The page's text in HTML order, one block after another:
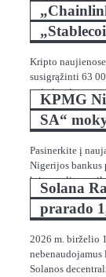
Kripto
susigrąžinti 63
artimiausiu
KPMG
SA“
Pasinerkite į
Nigerijos
kriptovaliutų
Solana
prarado
2026 m. birželio
Solanos